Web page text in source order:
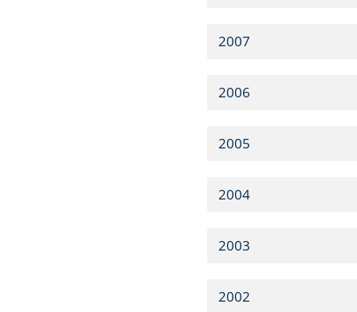
2007
2006
2005
2004
2003
2002